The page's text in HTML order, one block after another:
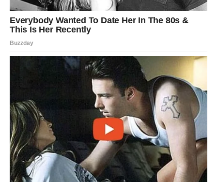
SREĆE I PORODIČNE RADOSTI
Rakovi u 2026. dobijaju ono što im je uvek bilo najvažnije
–ljubav, sigurnost i toplinu.
Za Rakove:
2026. donosi brak, zajednički život ili proširenje
porodice
Samci upoznaju osobu s kojom seodmah osećaju kao